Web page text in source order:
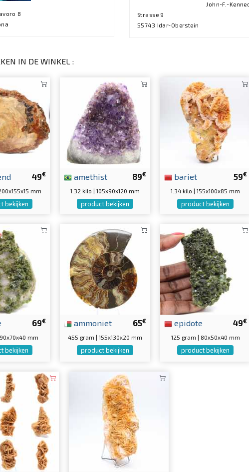
8
John-F.-
Strasse 9
55743 Idar-Oberstein
IN DE WINKEL :
49€
mm
bekijken
89€
amethist
1.32 kilo | 105x90x120 mm
product bekijken
59€
bariet
1.34 kilo | 155x100x85 mm
product bekijken
69€
mm
bekijken
65€
ammoniet
455 gram | 155x130x20 mm
product bekijken
49€
epidote
125 gram | 80x50x40 mm
product bekijken